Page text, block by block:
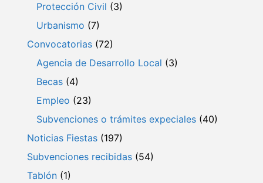
Protección Civil (3)
Urbanismo (7)
Convocatorias (72)
Agencia de Desarrollo Local (3)
Becas (4)
Empleo (23)
Subvenciones o trámites expeciales (40)
Noticias Fiestas (197)
Subvenciones recibidas (54)
Tablón (1)